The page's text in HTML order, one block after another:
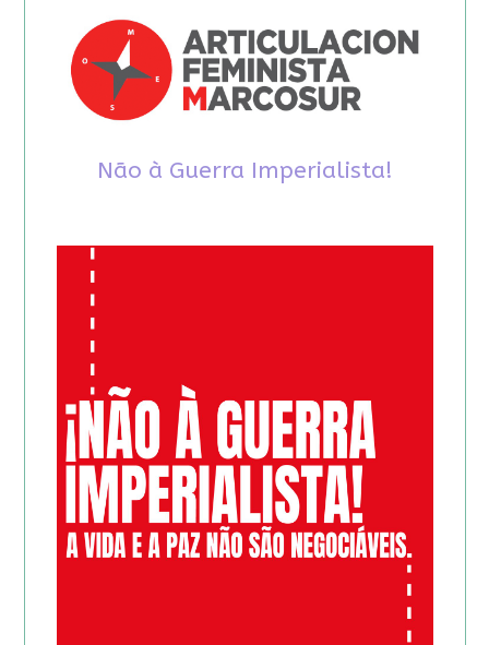
Não à Guerra Imperialista!